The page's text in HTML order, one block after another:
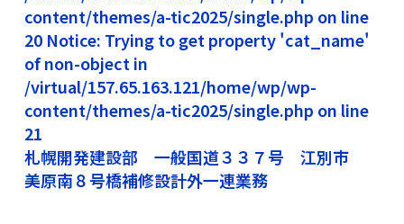
content/themes/a-tic2025/single.php on line
20 Notice: Trying to get property 'cat_name'
of non-object in
/virtual/157.65.163.121/home/wp/wp-
content/themes/a-tic2025/single.php on line
21
札幌開発建設部 一般国道３３７号 江別市
美原南８号橋補修設計外一連業務